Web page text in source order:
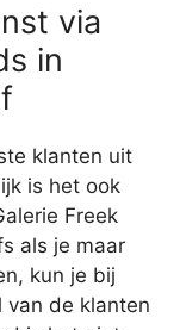
via
in
klanten uit
is het ook
Freek
als je maar
kun je bij
van de klanten